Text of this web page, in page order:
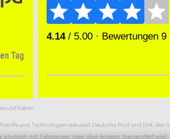
haben.
und Technologien reduziert Deutsche Post und DHL den
mit Fahrzeugen oder über Anlagen transportiert wird,